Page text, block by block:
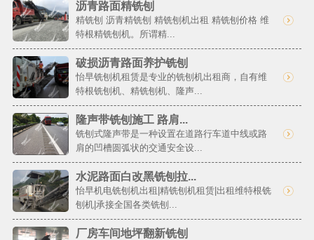
沥青路面精铣刨
精铣刨 沥青精铣刨 精铣刨机出租 精铣刨价格 维
特根精铣刨机。所谓精...
破损沥青路面养护铣刨
怡早铣刨机租赁是专业的铣刨机出租商，自有维
特根铣刨机、精铣刨机、隆声...
隆声带铣刨施工 路肩...
铣刨式隆声带是一种设置在道路行车道中线或路
肩的凹槽圆弧状的交通安全设...
水泥路面白改黑铣刨拉...
怡早机电铣刨机出租|精铣刨机租赁|出租维特根铣
刨机|承接全国各类铣刨...
厂房车间地坪翻新铣刨